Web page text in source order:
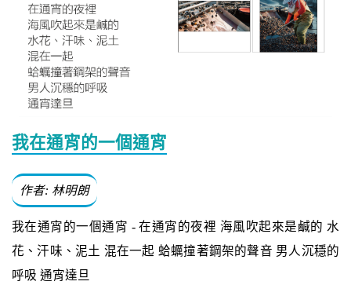
我在通宵的一個通宵
作者: 林明朗
我在通宵的一個通宵 - 在通宵的夜裡 海風吹起來是鹹的 水
花、汗味、泥土 混在一起 蛤蠣撞著鋼架的聲音 男人沉穩的
呼吸 通宵達旦